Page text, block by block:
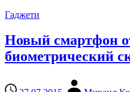
Гаджети
Новый смартфон
биометрический